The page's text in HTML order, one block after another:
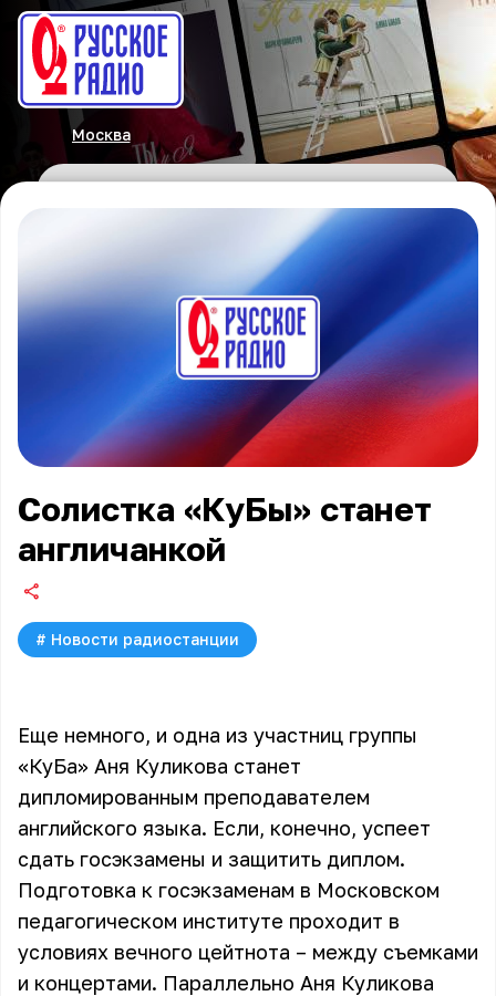
Москва
Солистка «КуБы» станет
англичанкой
# Новости радиостанции
Еще немного, и одна из участниц группы
«КуБа» Аня Куликова станет
дипломированным преподавателем
английского языка. Если, конечно, успеет
сдать госэкзамены и защитить диплом.
Подготовка к госэкзаменам в Московском
педагогическом институте проходит в
условиях вечного цейтнота – между съемками
и концертами. Параллельно Аня Куликова